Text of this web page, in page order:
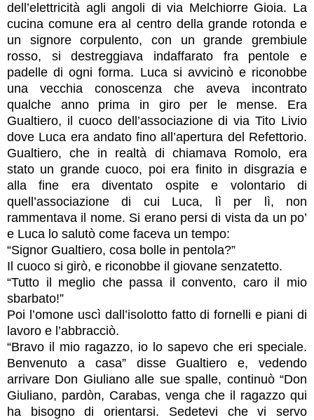
dell’elettricità agli angoli di via Melchiorre Gioia. La
cucina comune era al centro della grande rotonda e
un signore corpulento, con un grande grembiule
rosso, si destreggiava indaffarato fra pentole e
padelle di ogni forma. Luca si avvicinò e riconobbe
una vecchia conoscenza che aveva incontrato
qualche anno prima in giro per le mense. Era
Gualtiero, il cuoco dell’associazione di via Tito Livio
dove Luca era andato fino all’apertura del Refettorio.
Gualtiero, che in realtà di chiamava Romolo, era
stato un grande cuoco, poi era finito in disgrazia e
alla fine era diventato ospite e volontario di
quell’associazione di cui Luca, lì per lì, non
rammentava il nome. Si erano persi di vista da un po’
e Luca lo salutò come faceva un tempo:
“Signor Gualtiero, cosa bolle in pentola?”
Il cuoco si girò, e riconobbe il giovane senzatetto.
“Tutto il meglio che passa il convento, caro il mio
sbarbato!”
Poi l’omone uscì dall’isolotto fatto di fornelli e piani di
lavoro e l’abbracciò.
“Bravo il mio ragazzo, io lo sapevo che eri speciale.
Benvenuto a casa” disse Gualtiero e, vedendo
arrivare Don Giuliano alle sue spalle, continuò “Don
Giuliano, pardòn, Carabas, venga che il ragazzo qui
ha bisogno di orientarsi. Sedetevi che vi servo